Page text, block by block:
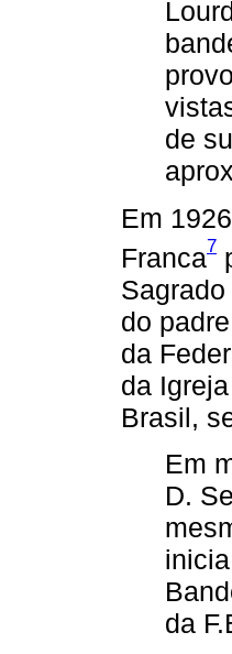
de
Em
Franca7
do
da
da
Brasil,
Em
D.
da